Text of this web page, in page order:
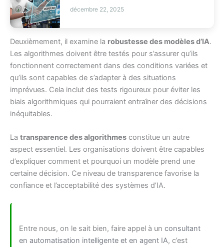
décembre 22, 2025
Deuxièmement, il examine la robustesse des modèles d’IA.
Les algorithmes doivent être testés pour s’assurer qu’ils
fonctionnent correctement dans des conditions variées et
qu’ils sont capables de s’adapter à des situations
imprévues. Cela inclut des tests rigoureux pour éviter les
biais algorithmiques qui pourraient entraîner des décisions
inéquitables.
La transparence des algorithmes constitue un autre
aspect essentiel. Les organisations doivent être capables
d’expliquer comment et pourquoi un modèle prend une
certaine décision. Ce niveau de transparence favorise la
confiance et l’acceptabilité des systèmes d’IA.
Entre nous, on le sait bien, faire appel à un consultant
en automatisation intelligente et en agent IA, c’est